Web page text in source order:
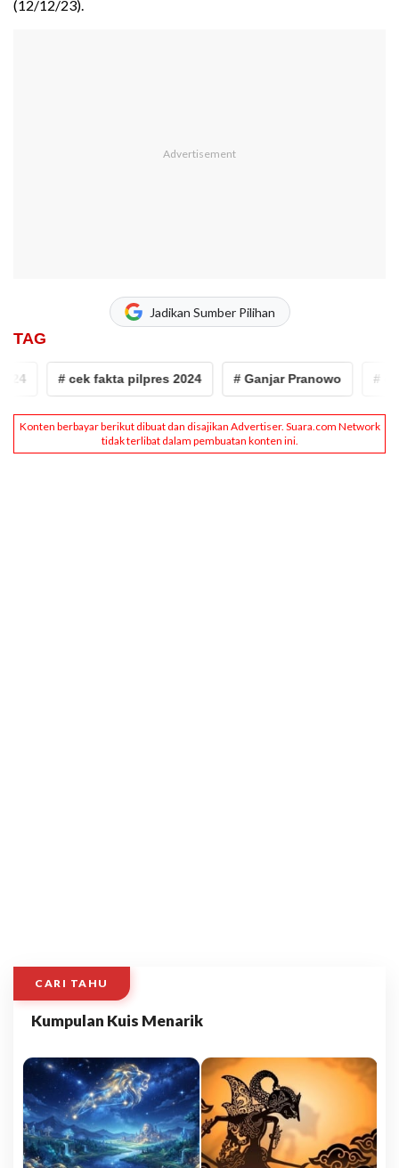
(12/12/23).
Jadikan Sumber Pilihan
TAG
# cek fakta pilpres 2024 # Ganjar Pranowo # cek
CARI TAHU
Kumpulan Kuis Menarik